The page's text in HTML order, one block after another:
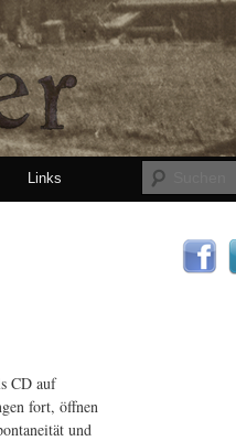
Links
CD auf
fort, öffnen
und